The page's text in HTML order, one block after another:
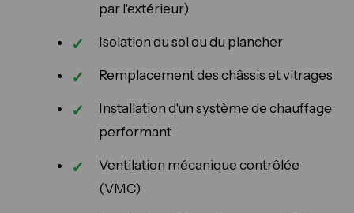
par l'extérieur)
Isolation du sol ou du plancher
Remplacement des châssis et vitrages
Installation d'un système de chauffage
performant
Ventilation mécanique contrôlée
(VMC)